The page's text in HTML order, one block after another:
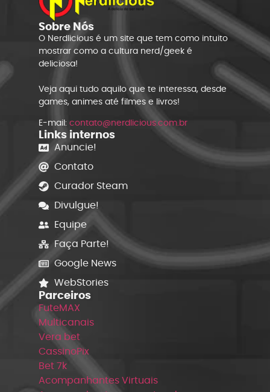
Sobre Nós
O Nerdlicious é um site que tem como intuito
mostrar como a cultura nerd/geek é
deliciosa!
Veja aqui tudo aquilo que te interessa, desde
games, animes até filmes e livros!
E-mail: contato@nerdlicious.com.br
Links internos
Anuncie!
Contato
Curador Steam
Divulgue!
Equipe
Faça Parte!
Google News
WebStories
Parceiros
FuteMAX
Multicanais
Vera bet
CassinoPix
Bet 7k
Acompanhantes Virtuais